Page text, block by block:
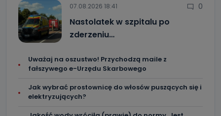
07.08.2026 18:41 0
Nastolatek w szpitalu po
zderzeniu…
Uważaj na oszustwo! Przychodzą maile z
fałszywego e-Urzędu Skarbowego
Jak wybrać prostownicę do włosów puszących się i
elektryzujących?